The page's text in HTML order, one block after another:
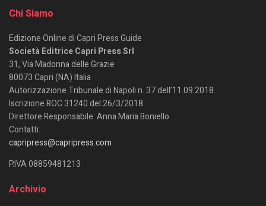
Chi Siamo
Edizione Online di Capri Press Guide
Società Editrice Capri Press Srl
31, Via Madonna delle Grazie
80073 Capri (NA) Italia
Autorizzazione Tribunale di Napoli n. 37 dell’11.09.2018.
Iscrizione ROC 31240 del 26/3/2018.
Direttore Responsabile: Anna Maria Boniello
Contatti:
capripress@capripress.com
P.IVA 08859481213
Archivio